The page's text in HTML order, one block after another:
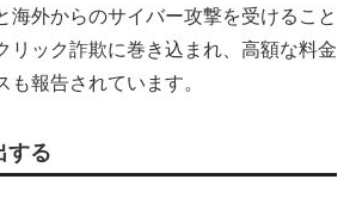
海外からのサイバー攻撃を受けること
リック詐欺に巻き込まれ、高額な料金
も報告されています。
する